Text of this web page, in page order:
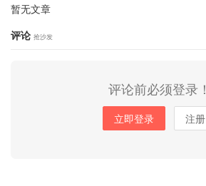
暂无文章
评论 抢沙发
评论前必须登录！
立即登录 注册